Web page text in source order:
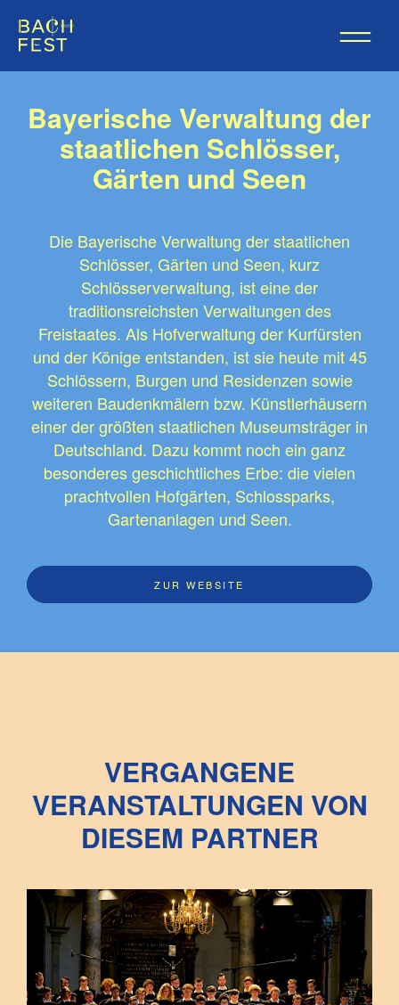
Bayerische Verwaltung der
staatlichen Schlösser,
Gärten und Seen
Die Bayerische Verwaltung der staatlichen
Schlösser, Gärten und Seen, kurz
Schlösserverwaltung, ist eine der
traditionsreichsten Verwaltungen des
Freistaates. Als Hofverwaltung der Kurfürsten
und der Könige entstanden, ist sie heute mit 45
Schlössern, Burgen und Residenzen sowie
weiteren Baudenkmälern bzw. Künstlerhäusern
einer der größten staatlichen Museumsträger in
Deutschland. Dazu kommt noch ein ganz
besonderes geschichtliches Erbe: die vielen
prachtvollen Hofgärten, Schlossparks,
Gartenanlagen und Seen.
ZUR WEBSITE
VERGANGENE
VERANSTALTUNGEN VON
DIESEM PARTNER